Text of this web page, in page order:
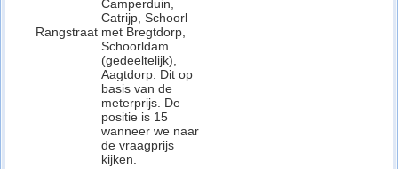
Rangstraat
Camperduin,
Catrijp, Schoorl
met Bregtdorp,
Schoorldam
(gedeeltelijk),
Aagtdorp. Dit op
basis van de
meterprijs. De
positie is 15
wanneer we naar
de vraagprijs
kijken.